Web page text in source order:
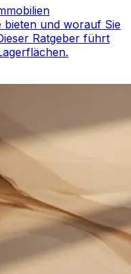
bieten und worauf Sie
Ratgeber führt